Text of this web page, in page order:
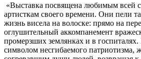
«Выставка посвящена любимым всей
артисткам своего времени. Они пели
жизнь висела на волоске: прямо на
оглушительный аккомпанемент
промерзших землянках и в госпиталях.
символом несгибаемого патриотизма,